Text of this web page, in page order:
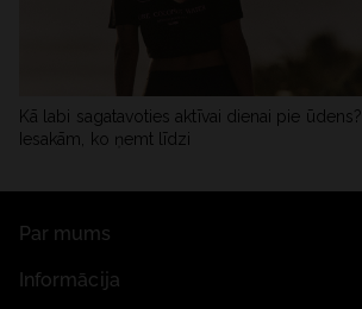
Kā labi sagatavoties aktīvai dienai pie ūdens?
Iesakām, ko ņemt līdzi
Par mums
Informācija